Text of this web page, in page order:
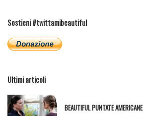
Sostieni #twittamibeautiful
Ultimi articoli
BEAUTIFUL PUNTATE